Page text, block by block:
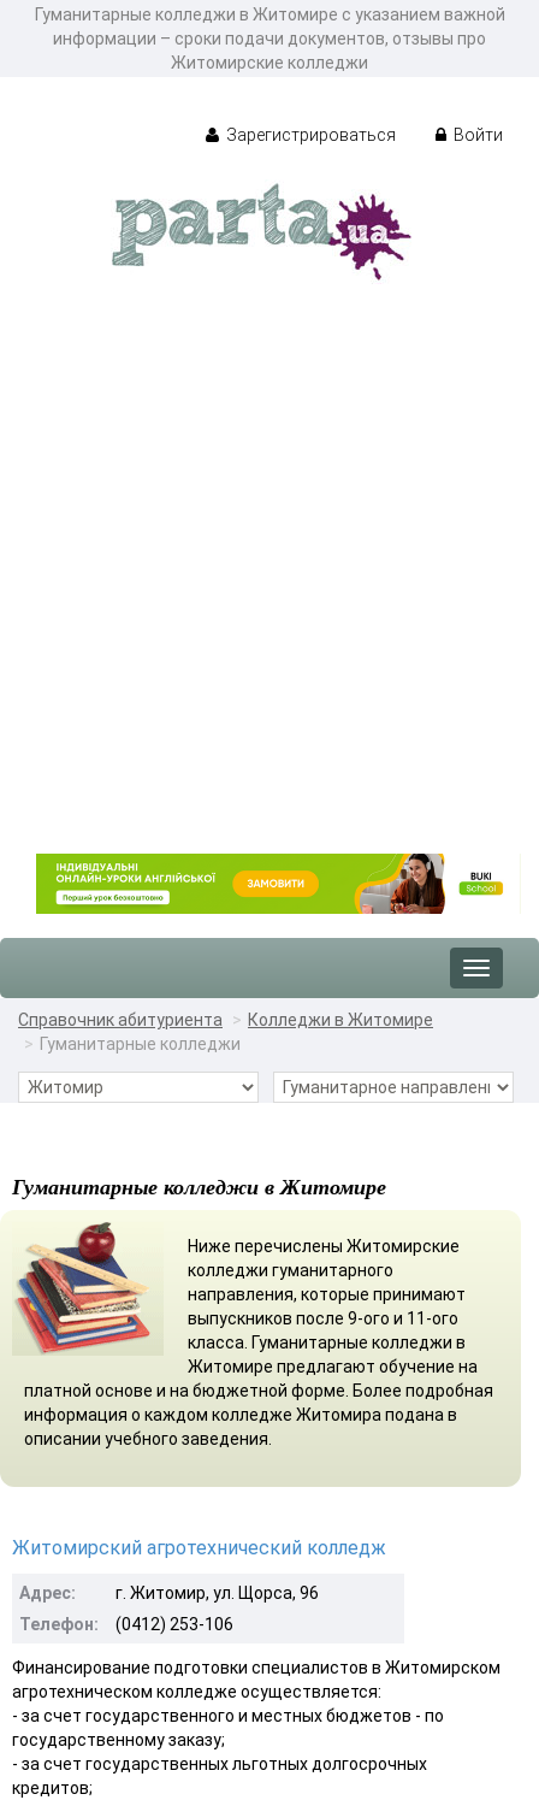
Гуманитарные колледжи в Житомире с указанием важной
информации – сроки подачи документов, отзывы про
Житомирские колледжи
Зарегистрироваться Войти
Toggle
Справочник абитуриента
Колледжи в Житомире
Гуманитарные колледжи
Гуманитарные колледжи в Житомире
Ниже перечислены Житомирские
колледжи гуманитарного
направления, которые принимают
выпускников после 9-ого и 11-ого
класса. Гуманитарные колледжи в
Житомире предлагают обучение на
платной основе и на бюджетной форме. Более подробная
информация о каждом колледже Житомира подана в
описании учебного заведения.
Житомирский агротехнический колледж
Адрес:
г. Житомир, ул. Щорса, 96
Телефон:
(0412) 253-106
Финансирование подготовки специалистов в Житомирском
агротехническом колледже осуществляется:
- за счет государственного и местных бюджетов - по
государственному заказу;
- за счет государственных льготных долгосрочных
кредитов;